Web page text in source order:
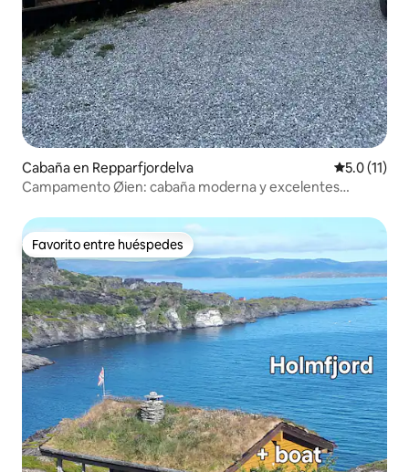
Cabaña en Repparfjordelva Calificación
5.0 (11)
Campamento Øien: cabaña moderna y excelentes
Favorito entre huéspedes
Favorito entre huéspedes